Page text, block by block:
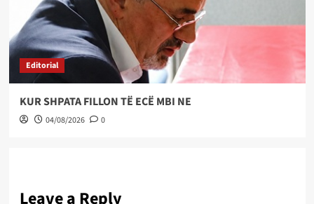
Editorial
KUR SHPATA FILLON TË ECË MBI NE
04/08/2026 0
Leave a Reply